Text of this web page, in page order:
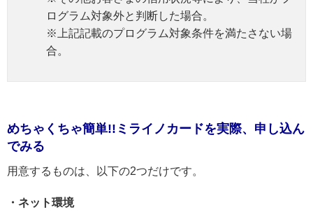
ログラム対象外と判断した場合。
※上記記載のプログラム対象条件を満たさない場
合。
めちゃくちゃ簡単!!ミライノカードを実際、申し込ん
でみる
用意するものは、以下の2つだけです。
・ネット環境